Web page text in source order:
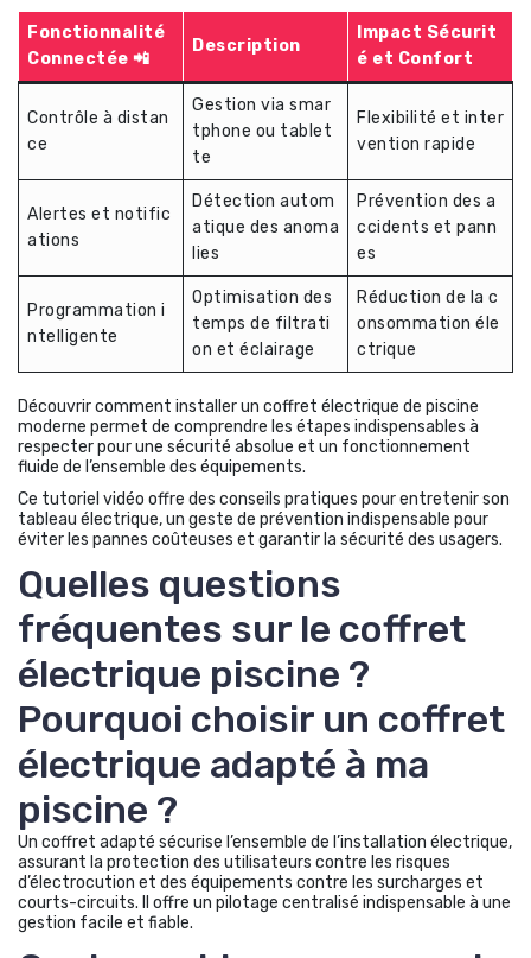
Fonctionnalité
Connectée 📲
Description
Impact Sécurit
é et Confort
Contrôle à distan
ce
Gestion via smar
tphone ou tablet
te
Flexibilité et inter
vention rapide
Alertes et notific
ations
Détection autom
atique des anoma
lies
Prévention des a
ccidents et pann
es
Programmation i
ntelligente
Optimisation des
temps de filtrati
on et éclairage
Réduction de la c
onsommation éle
ctrique
Découvrir comment installer un coffret électrique de piscine
moderne permet de comprendre les étapes indispensables à
respecter pour une sécurité absolue et un fonctionnement
fluide de l’ensemble des équipements.
Ce tutoriel vidéo offre des conseils pratiques pour entretenir son
tableau électrique, un geste de prévention indispensable pour
éviter les pannes coûteuses et garantir la sécurité des usagers.
Quelles questions
fréquentes sur le coffret
électrique piscine ?
Pourquoi choisir un coffret
électrique adapté à ma
piscine ?
Un coffret adapté sécurise l’ensemble de l’installation électrique,
assurant la protection des utilisateurs contre les risques
d’électrocution et des équipements contre les surcharges et
courts-circuits. Il offre un pilotage centralisé indispensable à une
gestion facile et fiable.